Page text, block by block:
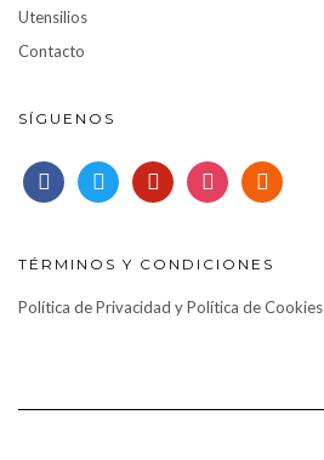
Utensilios
Contacto
SÍGUENOS
facebooktwitter pinterestinstagramrss
TÉRMINOS Y CONDICIONES
Política de Privacidad y Política de Cookies